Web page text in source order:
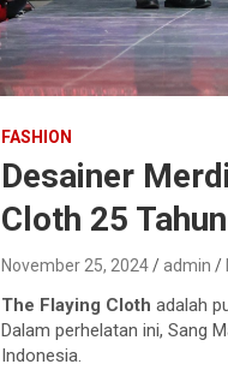
FASHION
Desainer
Cloth 25
November 25, 2024 admin
The Flaying Cloth adalah
Dalam perhelatan ini, Sang
Indonesia.